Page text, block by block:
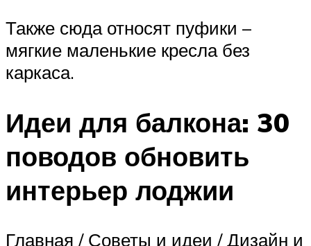
Также сюда относят пуфики –
мягкие маленькие кресла без
каркаса.
Идеи для балкона: 30
поводов обновить
интерьер лоджии
Главная / Советы и идеи / Дизайн и